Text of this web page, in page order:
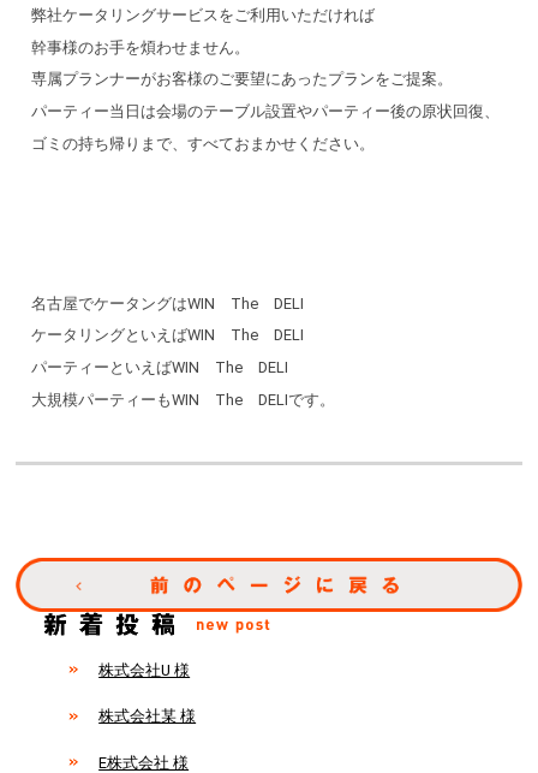
弊社ケータリングサービスをご利用いただければ
幹事様のお手を煩わせません。
専属プランナーがお客様のご要望にあったプランをご提案。
パーティー当日は会場のテーブル設置やパーティー後の原状回復、
ゴミの持ち帰りまで、すべておまかせください。
名古屋でケータングはWIN The DELI
ケータリングといえばWIN The DELI
パーティーといえばWIN The DELI
大規模パーティーもWIN The DELIです。
株式会社U 様
株式会社某 様
E株式会社 様